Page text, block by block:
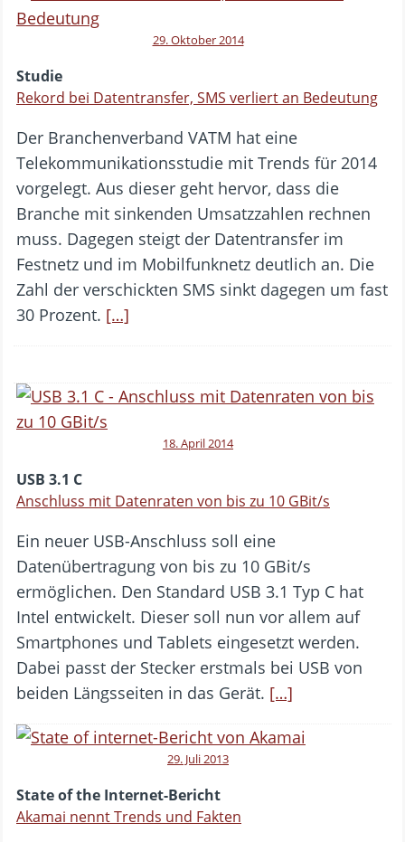
29. Oktober 2014
Studie
Rekord bei Datentransfer, SMS verliert an Bedeutung
Der Branchenverband VATM hat eine
Telekommunikationsstudie mit Trends für 2014
vorgelegt. Aus dieser geht hervor, dass die
Branche mit sinkenden Umsatzzahlen rechnen
muss. Dagegen steigt der Datentransfer im
Festnetz und im Mobilfunknetz deutlich an. Die
Zahl der verschickten SMS sinkt dagegen um fast
30 Prozent. […]
18. April 2014
USB 3.1 C
Anschluss mit Datenraten von bis zu 10 GBit/s
Ein neuer USB-Anschluss soll eine
Datenübertragung von bis zu 10 GBit/s
ermöglichen. Den Standard USB 3.1 Typ C hat
Intel entwickelt. Dieser soll nun vor allem auf
Smartphones und Tablets eingesetzt werden.
Dabei passt der Stecker erstmals bei USB von
beiden Längsseiten in das Gerät. […]
29. Juli 2013
State of the Internet-Bericht
Akamai nennt Trends und Fakten